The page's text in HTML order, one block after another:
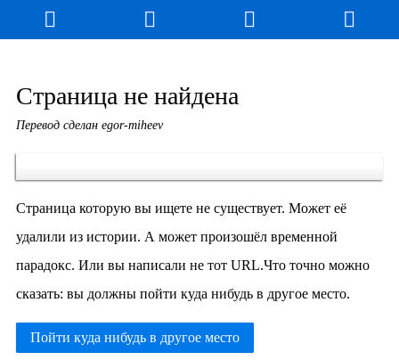
Страница не найдена
Перевод сделан egor-miheev
Страница которую вы ищете не существует. Может её
удалили из истории. А может произошёл временной
парадокс. Или вы написали не тот URL.Что точно можно
сказать: вы должны пойти куда нибудь в другое место.
Пойти куда нибудь в другое место